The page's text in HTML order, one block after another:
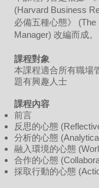
(Harvard Business
必備五種心態》 (The
Manager) 改編而成。
課程對象
本課程適合所有職場
題有興趣人士
課程內容
前言
反思的心態
分析的心態
融入環境的心態
合作的心態
採取行動的心態